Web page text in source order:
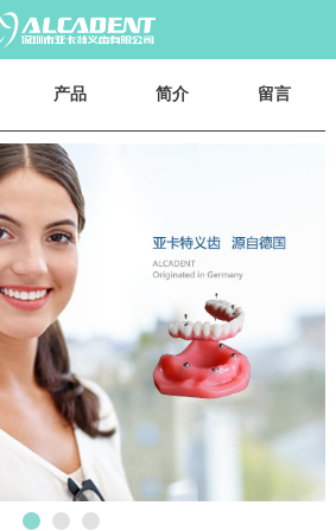
产品 简介 留言